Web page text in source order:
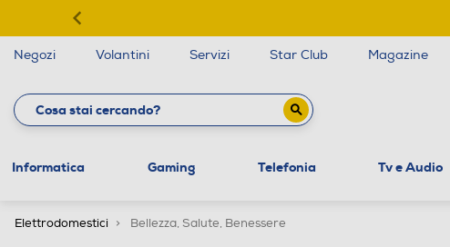
Negozi Volantini Servizi Star Club Magazine
Informatica Gaming Telefonia Tv e Audio
Elettrodomestici Bellezza, Salute, Benessere